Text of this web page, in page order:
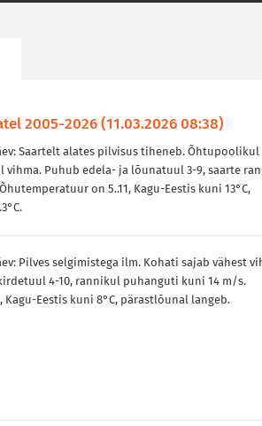
2005-2026 (11.03.2026 08:38)
Saartelt alates pilvisus tiheneb. Õhtupoolikul
vihma. Puhub edela- ja lõunatuul 3-9, saarte
on 5..11, Kagu-Eestis kuni 13°C,
Pilves selgimistega ilm. Kohati sajab vähest
4-10, rannikul puhanguti kuni 14 m/s.
Kagu-Eestis kuni 8°C, pärastlõunal langeb.